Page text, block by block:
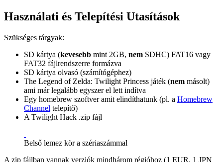
Használati és Telepítési Utasítások
Szükséges tárgyak:
SD kártya (kevesebb mint 2GB, nem SDHC) FAT16 vagy
FAT32 fájlrendszerre formázva
SD kártya olvasó (számítógéphez)
The Legend of Zelda: Twilight Princess játék (nem másolt)
ami már legalább egyszer el lett indítva
Egy homebrew szoftver amit elindíthatunk (pl. a Homebrew
Channel telepítő)
A Twilight Hack .zip fájl
Belső lemez kör a szériaszámmal
A zip fájlban vannak verziók mindhárom régióhoz (1 EUR, 1 JPN